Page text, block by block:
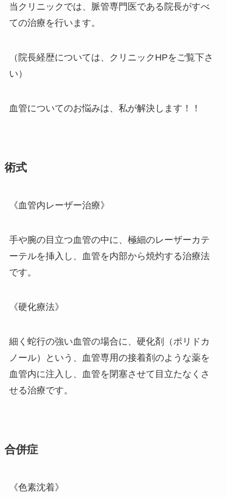
当クリニックでは、脈管専門医である院長がすべ
ての治療を行います。
（院長経歴については、クリニックHPをご覧下さ
い）
血管についてのお悩みは、私が解決します！！
術式
《血管内レーザー治療》
手や腕の目立つ血管の中に、極細のレーザーカテ
ーテルを挿入し、血管を内部から焼灼する治療法
です。
《硬化療法》
細く蛇行の強い血管の場合に、硬化剤（ポリドカ
ノール）という、血管専用の接着剤のような薬を
血管内に注入し、血管を閉塞させて目立たなくさ
せる治療です。
合併症
《色素沈着》